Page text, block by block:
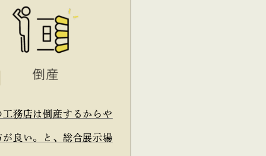
工務店は倒産するからや
が良い。と、総合展示場